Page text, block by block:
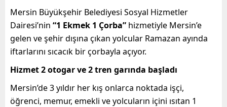
Mersin Büyükşehir Belediyesi Sosyal Hizmetler
Dairesi’nin “1 Ekmek 1 Çorba” hizmetiyle Mersin’e
gelen ve şehir dışına çıkan yolcular Ramazan ayında
iftarlarını sıcacık bir çorbayla açıyor.
Hizmet 2 otogar ve 2 tren garında başladı
Mersin’de 3 yıldır her kış onlarca noktada işçi,
öğrenci, memur, emekli ve yolcuların içini ısıtan 1